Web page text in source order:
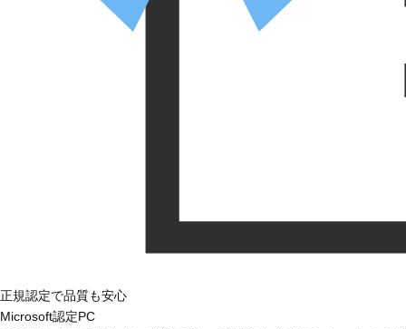
正規認定で品質も安心
Microsoft認定PC